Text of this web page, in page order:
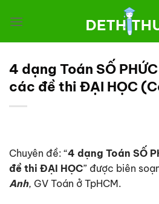
đến
4 dạng Toán SỐ
các đề thi ĐẠI HỌC
Chuyên đề: “4 dạng Toán SỐ
đề thi ĐẠI HỌC” được biên
Anh, GV Toán ở TpHCM.